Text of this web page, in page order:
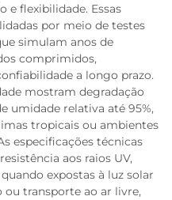
e flexibilidade. Essas
por meio de testes
simulam anos de
comprimidos,
a longo prazo.
mostram degradação
umidade relativa até 95%,
tropicais ou ambientes
especificações técnicas
aos raios UV,
expostas à luz solar
transporte ao ar livre,